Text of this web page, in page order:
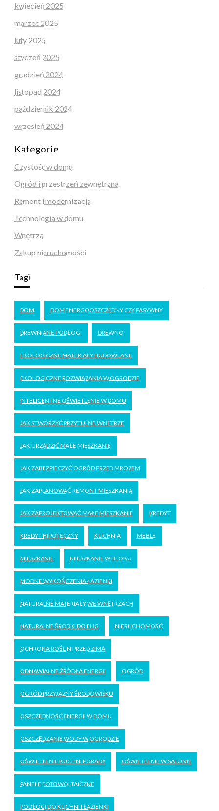
kwiecień 2025
marzec 2025
luty 2025
styczeń 2025
grudzień 2024
listopad 2024
październik 2024
wrzesień 2024
Kategorie
Czystość w domu
Ogród i przestrzeń zewnętrzna
Remont i modernizacja
Technologia w domu
Wnętrza
Zakup nieruchomości
Tagi
DOM DOM ENERGOOSZCZĘDNY CZY PASYWNY
DREWNIANE PODŁOGI DREWNO
EKOLOGICZNE MATERIAŁY BUDOWLANE
EKOLOGICZNE ROZWIĄZANIA W OGRODZIE
INTELIGENTNE OŚWIETLENIE W DOMU
JAK STWORZYĆ PRZYTULNE WNĘTRZE
JAK URZĄDZIĆ MAŁE MIESZKANIE
JAK ZABEZPIECZYĆ OGRÓD PRZED MROZEM
JAK ZAPLANOWAĆ REMONT MIESZKANIA
JAK ZAPROJEKTOWAĆ MAŁE MIESZKANIE KREDYT
KREDYT HIPOTECZNY KUCHNIA MEBLE
MIESZKANIE MIESZKANIE W BLOKU
MODNE WYKOŃCZENIA ŁAZIENKI
NATURALNE MATERIAŁY WE WNĘTRZACH
NATURALNE ŚRODKI DO FUG NIERUCHOMOŚĆ
OCHRONA ROŚLIN PRZED ZIMĄ
ODNAWIALNE ŹRÓDŁA ENERGII OGRÓD
OGRÓD PRZYJAZNY ŚRODOWISKU
OSZCZĘDNOŚĆ ENERGII W DOMU
OSZCZĘDZANIE WODY W OGRODZIE
OŚWIETLENIE KUCHNI PORADY OŚWIETLENIE W SALONIE
PANELE FOTOWOLTAICZNE
PODŁOGI DO KUCHNI I ŁAZIENKI